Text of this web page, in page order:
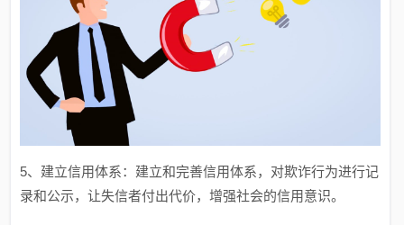
5、建立信用体系：建立和完善信用体系，对欺诈行为进行记
录和公示，让失信者付出代价，增强社会的信用意识。